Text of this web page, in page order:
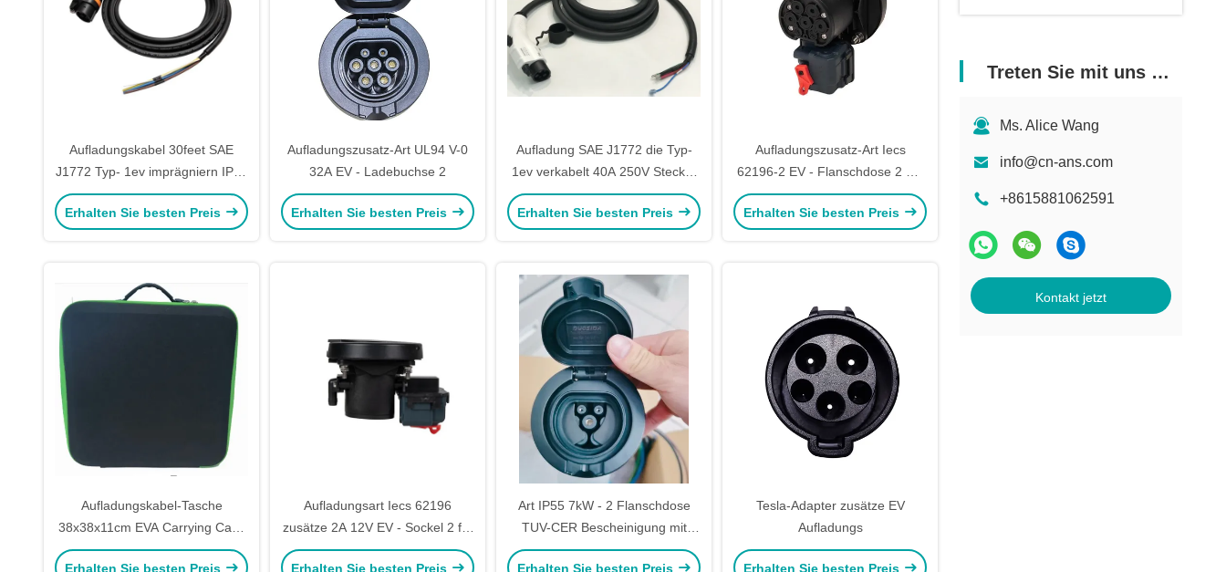
Treten Sie mit uns in Verbindung
Ms. Alice Wang
info@cn-ans.com
+8615881062591
Kontakt jetzt
Aufladungskabel 30feet SAE
J1772 Typ- 1ev imprägniern IP55
Verbindungsstück des Typ- 1ev
Erhalten Sie besten Preis
Aufladungszusatz-Art UL94 V-0
32A EV - Ladebuchse 2
Erhalten Sie besten Preis
Aufladung SAE J1772 die Typ-
1ev verkabelt 40A 250V Stecker
UL-Bescheinigung US-
Standardtyp- 1ev Charginng
Erhalten Sie besten Preis
Aufladungszusatz-Art Iecs
62196-2 EV - Flanschdose 2 mit
Hella Lock
Erhalten Sie besten Preis
Aufladungskabel-Tasche
38x38x11cm EVA Carrying Case
ANS Shockproofs EV
Erhalten Sie besten Preis
Aufladungsart Iecs 62196
zusätze 2A 12V EV - Sockel 2 für
Ladestation EV
Erhalten Sie besten Preis
Art IP55 7kW - 2 Flanschdose
TUV-CER Bescheinigung mit
Fensterladen
Erhalten Sie besten Preis
Tesla-Adapter zusätze EV
Aufladungs
Erhalten Sie besten Preis